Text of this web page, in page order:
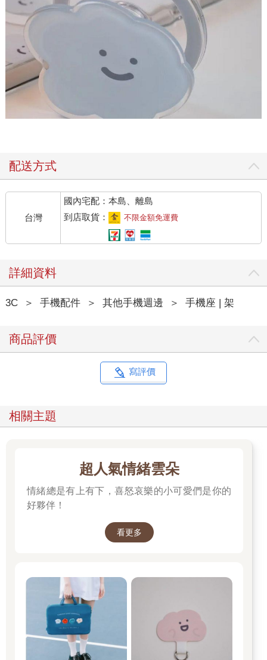
配送方式
台灣
國內宅配：本島、離島
到店取貨：
不限金額免運費
詳細資料
3C ＞ 手機配件 ＞ 其他手機週邊 ＞ 手機座 | 架
商品評價
寫評價
相關主題
超人氣情緒雲朵
情緒總是有上有下，喜怒哀樂的小可愛們是你的
好夥伴！
看更多